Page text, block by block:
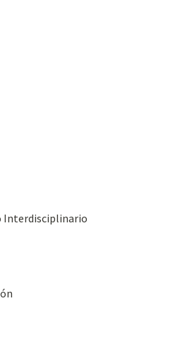
Interdisciplinario